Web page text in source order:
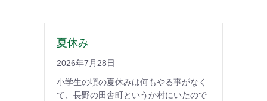
夏休み
2026年7月28日
小学生の頃の夏休みは何もやる事がなく
て、長野の田舎町というか村にいたので